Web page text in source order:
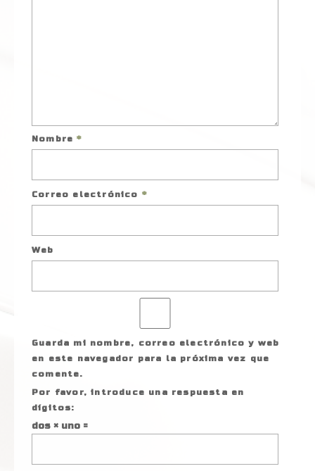
Nombre*
Correo electrónico *
Web
Guarda mi nombre, correo electrónico y web
en este navegador para la próxima vez que
comente.
Por favor, introduce una respuesta en
dígitos:
dos × uno =